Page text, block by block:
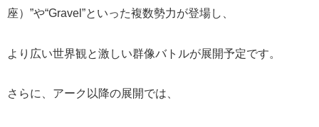
座）”や“Gravel”といった複数勢力が登場し、
より広い世界観と激しい群像バトルが展開予定です。
さらに、アーク以降の展開では、